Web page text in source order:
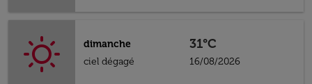
dimanche
ciel dégagé
31°C
16/08/2026